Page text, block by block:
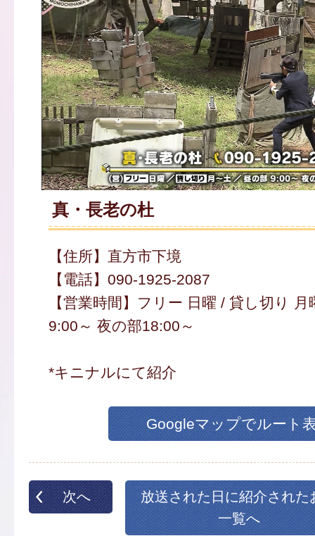
真・長老の杜
【住所】直方市下境
【電話】090-1925-2087
【営業時間】フリー 日曜 / 貸し切り
9:00～ 夜の部18:00～
*キニナルにて紹介
Googleマップでルート
次へ
放送された日に紹介された
一覧へ